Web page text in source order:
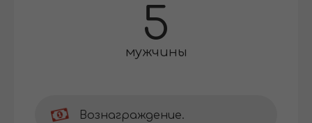
5
мужчины
Вознаграждение.